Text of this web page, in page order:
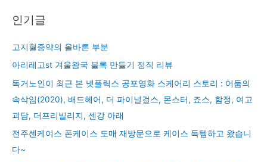
인기글
고지혈증약의 올바른 부분
아리레고st 겨울왕국 블록 만들기 정직 리뷰
독거노인이 최근 본 넷플릭스 공포영화 스케어리 스토리 : 어둠의
속삭임(2020), 배드헤어, 더 파이널걸스, 몬스터, 죠스, 함정, 여고
괴담, 더프리빌리지, 센강 아래
전주센케이스 폰케이스 도매 재방문으로 케이스 득템하고 왔습니
다~